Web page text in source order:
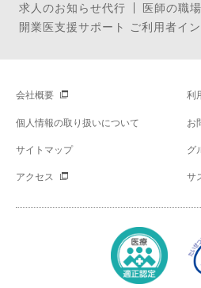
求人のお知らせ代行
医師の職
開業医支援サポート ご利用者イ
会社概要 利
個人情報の取り扱いについて お
サイトマップ グ
アクセス サ